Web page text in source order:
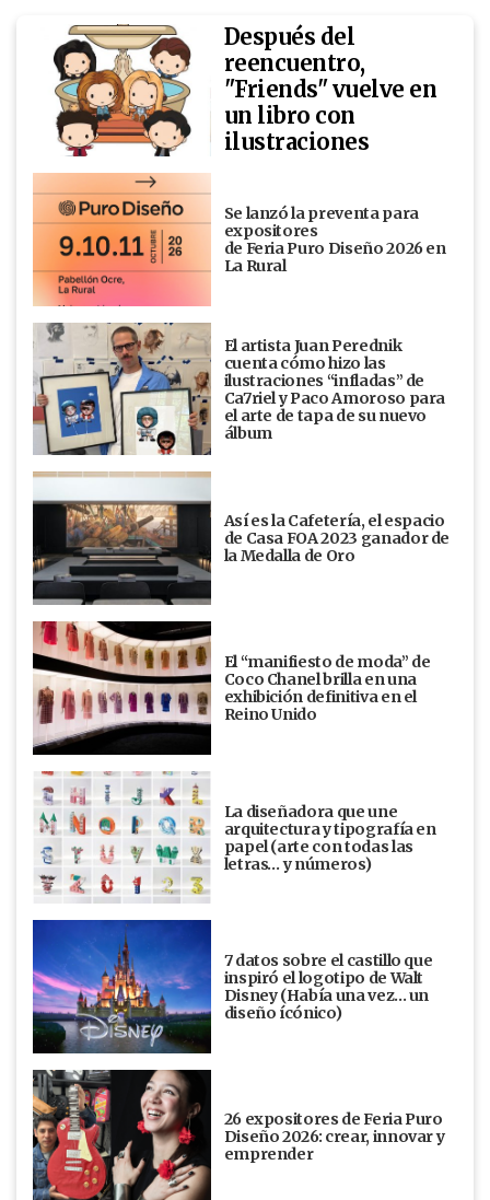
Después del
reencuentro,
"Friends" vuelve en
un libro con
ilustraciones
Se lanzó la preventa para
expositores
de Feria Puro Diseño 2026 en
La Rural
El artista Juan Perednik
cuenta cómo hizo las
ilustraciones “infladas” de
Ca7riel y Paco Amoroso para
el arte de tapa de su nuevo
álbum
Así es la Cafetería, el espacio
de Casa FOA 2023 ganador de
la Medalla de Oro
El “manifiesto de moda” de
Coco Chanel brilla en una
exhibición definitiva en el
Reino Unido
La diseñadora que une
arquitectura y tipografía en
papel (arte con todas las
letras… y números)
7 datos sobre el castillo que
inspiró el logotipo de Walt
Disney (Había una vez... un
diseño ícónico)
26 expositores de Feria Puro
Diseño 2026: crear, innovar y
emprender